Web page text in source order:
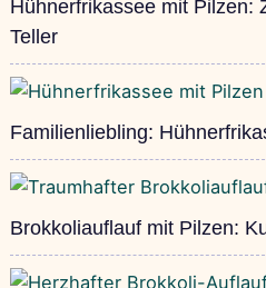
Hühnerfrikassee mit Pilzen:
Teller
Familienliebling:
Brokkoliauflauf mit Pilzen: